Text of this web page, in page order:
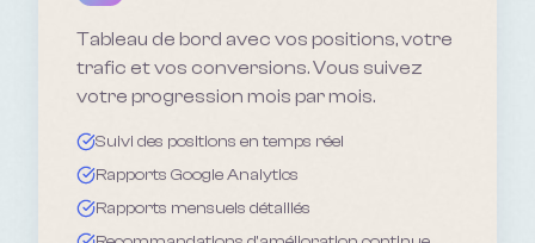
Tableau de bord avec vos positions, votre
trafic et vos conversions. Vous suivez
votre progression mois par mois.
Suivi des positions en temps réel
Rapports Google Analytics
Rapports mensuels détaillés